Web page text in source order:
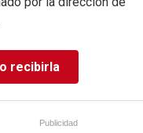
recibirla
Publicidad